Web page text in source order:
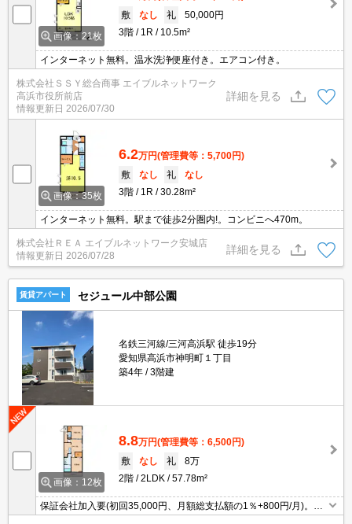
画像：21枚
敷
なし 礼
50,000円
3階
1R 10.5m²
インターネット無料。温水洗浄便座付き。エアコン付き。
株式会社ＳＳＹ総合商事 エイブルネットワーク
高浜市役所前店
情報更新日 2026/07/30
詳細を見る
画像：35枚
6.2万円(管理費等：5,700円)
敷
なし 礼
なし
3階
1R 30.28m²
インターネット無料。駅まで徒歩2分圏内!。コンビニへ470m。
株式会社ＲＥＡ エイブルネットワーク安城店
情報更新日 2026/07/28
詳細を見る
賃貸アパート セジュール中部公園
名鉄三河線/三河高浜駅 徒歩19分
愛知県高浜市神明町１丁目
築4年
3階建
画像：12枚
8.8万円(管理費等：6,500円)
敷
なし 礼
8万
2階
2LDK 57.78m²
保証会社加入要(初回35,000円、月額総支払額の1％+800円/月)。
犬・猫計2匹まで飼育可。